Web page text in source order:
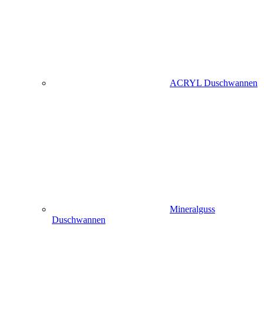
ACRYL Duschwannen
Mineralguss
Duschwannen